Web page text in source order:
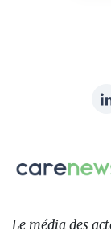
sur:
Le
des
Le média des